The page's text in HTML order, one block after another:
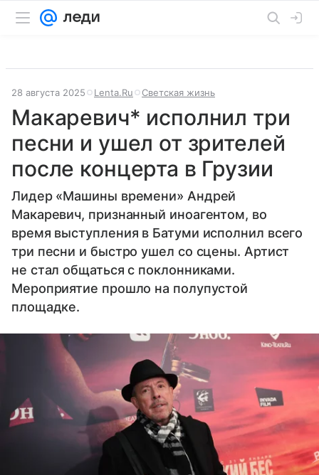
28 августа 2025 Lenta.Ru Светская жизнь
Макаревич* исполнил три
песни и ушел от зрителей
после концерта в Грузии
Лидер «Машины времени» Андрей
Макаревич, признанный иноагентом, во
время выступления в Батуми исполнил всего
три песни и быстро ушел со сцены. Артист
не стал общаться с поклонниками.
Мероприятие прошло на полупустой
площадке.